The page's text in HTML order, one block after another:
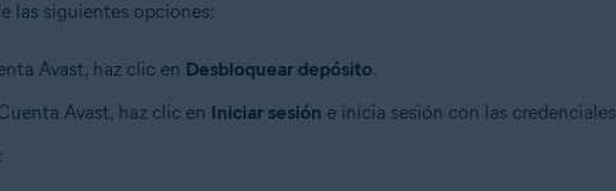
las siguientes opciones:
Avast, haz clic en Desbloquear depósito.
Avast, haz clic en Iniciar sesión e inicia sesión con las